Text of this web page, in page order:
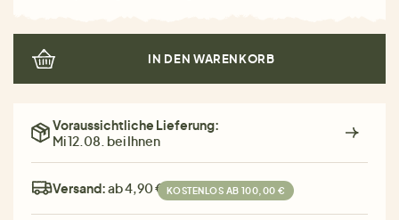
IN DEN WARENKORB
Voraussichtliche Lieferung:
Mi 12.08. bei Ihnen
Versand:ab 4,90 € KOSTENLOS AB 100,00 €